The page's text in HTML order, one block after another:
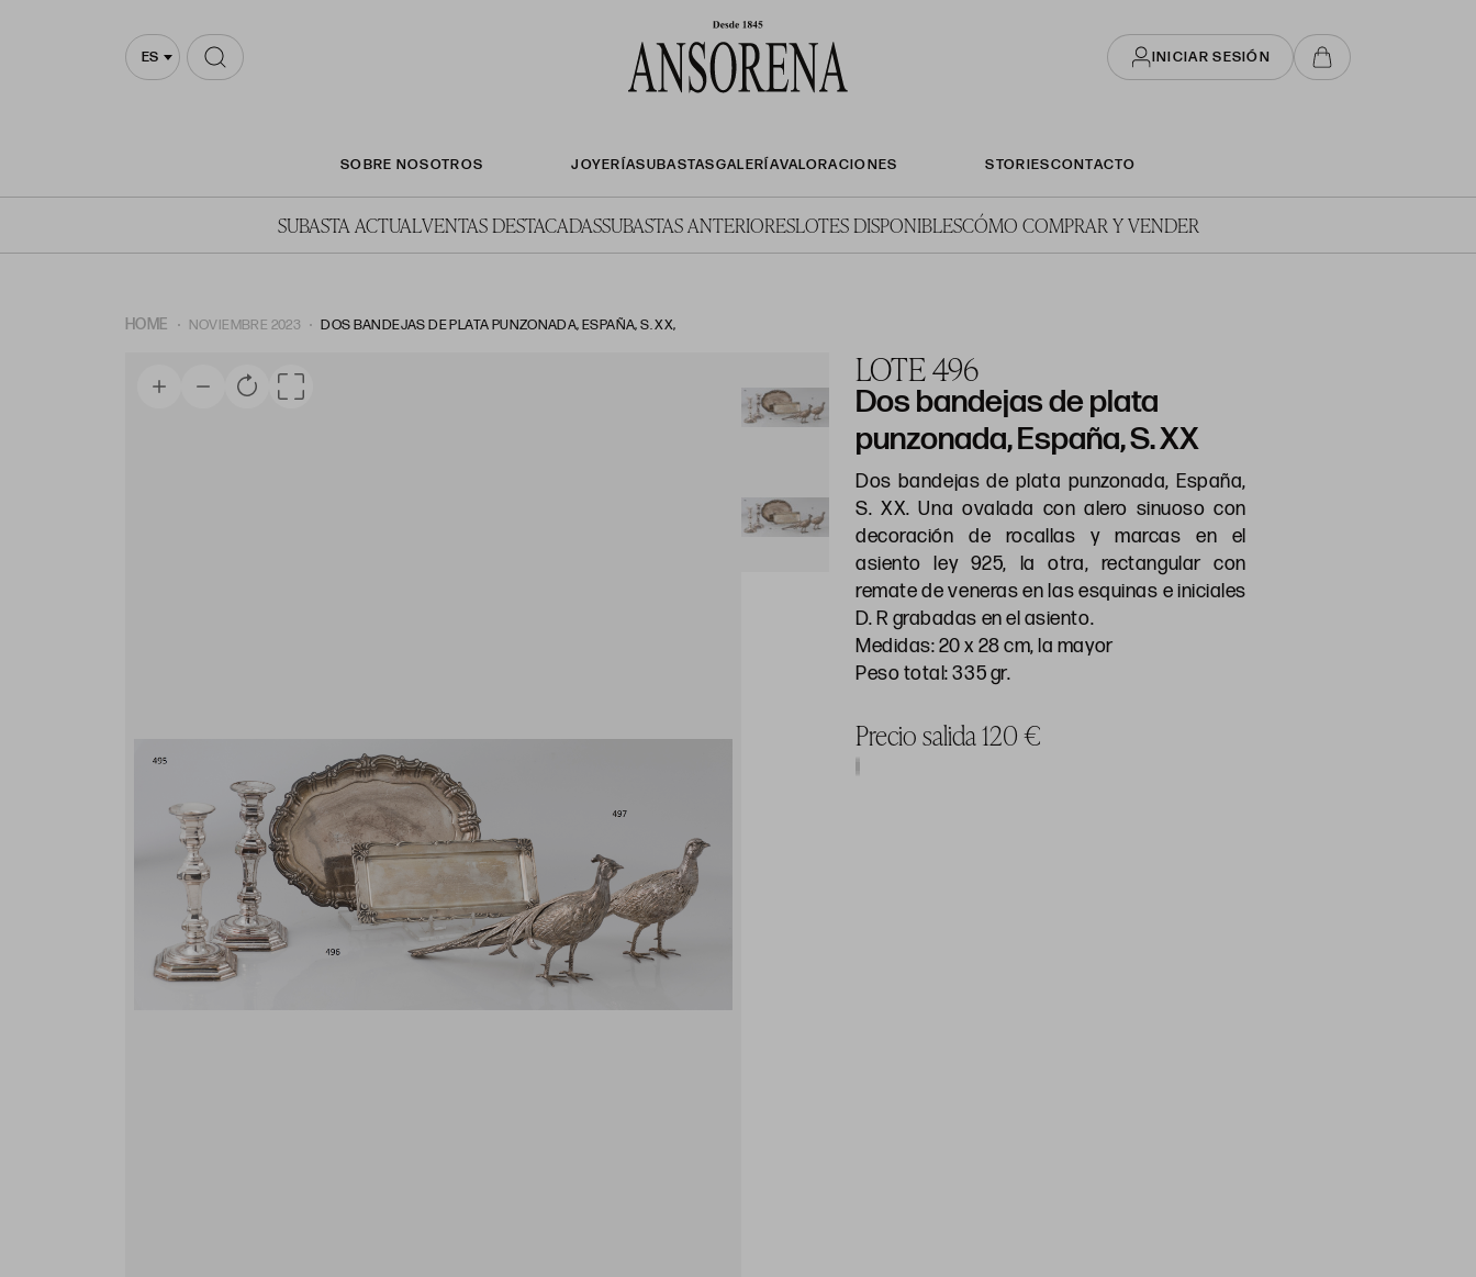
ES INICIAR SESIÓN
SOBRE NOSOTROS JOYERÍASUBASTASGALERÍAVALORACIONES STORIESCONTACTO
SUBASTA ACTUALVENTAS DESTACADASSUBASTAS ANTERIORESLOTES DISPONIBLESCÓMO COMPRAR Y VENDER
HOME NOVIEMBRE 2023 DOS BANDEJAS DE PLATA PUNZONADA, ESPAÑA, S. XX,
LOTE 496
Dos bandejas de plata
punzonada, España, S. XX
Dos bandejas de plata punzonada, España,
S. XX. Una ovalada con alero sinuoso con
decoración de rocallas y marcas en el
asiento ley 925, la otra, rectangular con
remate de veneras en las esquinas e iniciales
D. R grabadas en el asiento.
Medidas: 20 x 28 cm, la mayor
Peso total: 335 gr.
Precio salida 120 €